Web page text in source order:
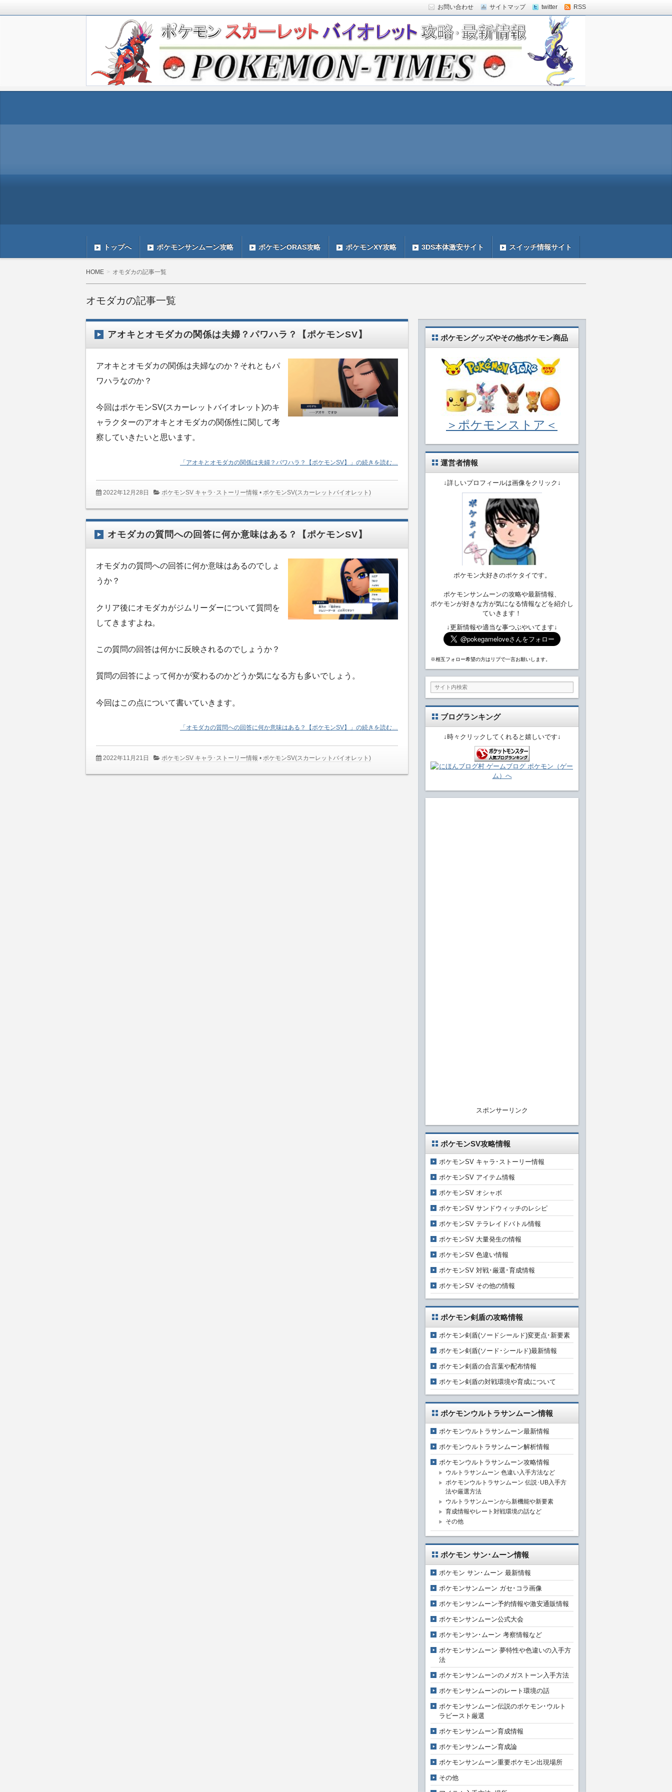
お問い合わせ サイトマップ twitter RSS
ポケモン最新情報まとめ『POKEMON-TIMES』
ポケモンSV(スカーレットバイオレット)の攻略や最新情報などをお届けする『POKEMON-
TIMES』 ポケモンSV(スカーレットバイオレット)の育成論やお得な情報なども紹介していきま
トップへ ポケモンサンムーン攻略 ポケモンORAS攻略 ポケモンXY攻略 3DS本体激安サイト スイッチ情報サイト
HOME オモダカの記事一覧
オモダカの記事一覧
アオキとオモダカの関係は夫婦？パワハラ？【ポケモンSV】
アオキとオモダカの関係は夫婦なのか？それともパ
ワハラなのか？
今回はポケモンSV(スカーレットバイオレット)のキ
ャラクターのアオキとオモダカの関係性に関して考
察していきたいと思います。
「アオキとオモダカの関係は夫婦？パワハラ？【ポケモンSV】」の続きを読む…
2022年12月28日 ポケモンSV キャラ･ストーリー情報 •ポケモンSV(スカーレットバイオレット)
オモダカの質問への回答に何か意味はある？【ポケモンSV】
オモダカの質問への回答に何か意味はあるのでしょ
うか？
クリア後にオモダカがジムリーダーについて質問を
してきますよね。
この質問の回答は何かに反映されるのでしょうか？
質問の回答によって何かが変わるのかどうか気になる方も多いでしょう。
今回はこの点について書いていきます。
「オモダカの質問への回答に何か意味はある？【ポケモンSV】」の続きを読む…
2022年11月21日 ポケモンSV キャラ･ストーリー情報 • ポケモンSV(スカーレットバイオレット)
ポケモングッズやその他ポケモン商品
＞ポケモンストア＜
運営者情報
↓詳しいプロフィールは画像をクリック↓
ポケモン大好きのポケタイです。
ポケモンサンムーンの攻略や最新情報、
ポケモンが好きな方が気になる情報などを紹介し
ていきます！
↓更新情報や適当な事つぶやいてます↓
※相互フォロー希望の方はリプで一言お願いします。
ブログランキング
↓時々クリックしてくれると嬉しいです↓
スポンサーリンク
ポケモンSV攻略情報
ポケモンSV キャラ･ストーリー情報
ポケモンSV アイテム情報
ポケモンSV オシャボ
ポケモンSV サンドウィッチのレシピ
ポケモンSV テラレイドバトル情報
ポケモンSV 大量発生の情報
ポケモンSV 色違い情報
ポケモンSV 対戦･厳選･育成情報
ポケモンSV その他の情報
ポケモン剣盾の攻略情報
ポケモン剣盾(ソードシールド)変更点･新要素
ポケモン剣盾(ソード･シールド)最新情報
ポケモン剣盾の合言葉や配布情報
ポケモン剣盾の対戦環境や育成について
ポケモンウルトラサンムーン情報
ポケモンウルトラサンムーン最新情報
ポケモンウルトラサンムーン解析情報
ポケモンウルトラサンムーン攻略情報
ウルトラサンムーン 色違い入手方法など
ポケモンウルトラサンムーン 伝説･UB入手方
法や厳選方法
ウルトラサンムーンから新機能や新要素
育成情報やレート対戦環境の話など
その他
ポケモン サン･ムーン情報
ポケモン サン･ムーン 最新情報
ポケモンサンムーン ガセ･コラ画像
ポケモンサンムーン予約情報や激安通販情報
ポケモンサンムーン公式大会
ポケモンサン･ムーン 考察情報など
ポケモンサンムーン 夢特性や色違いの入手方
法
ポケモンサンムーンのメガストーン入手方法
ポケモンサンムーンのレート環境の話
ポケモンサンムーン伝説のポケモン･ウルト
ラビースト厳選
ポケモンサンムーン育成情報
ポケモンサンムーン育成論
ポケモンサンムーン重要ポケモン出現場所
その他